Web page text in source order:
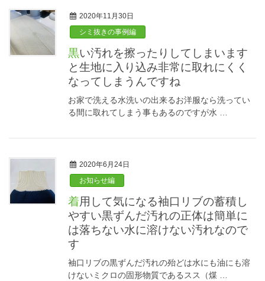
2020年11月30日
シミ抜きの事例編
黒い汚れを擦ったりしてしまいます
と生地に入り込み非常に取れにくく
なってしまうんですね
お家で洗える水洗いの出来るお洋服なら洗ってい
る間に取れてしまう事もあるのですが水 …
2020年6月24日
お知らせ編
着用して気になる袖口リブの蓄積し
やすい黒ずんだ汚れの正体は簡単に
は落ちない水に溶けない汚れなので
す
袖口リブの黒ずんだ汚れの殆どは水にも油にも溶
けないミクロの固形物質であるスス（煤 …